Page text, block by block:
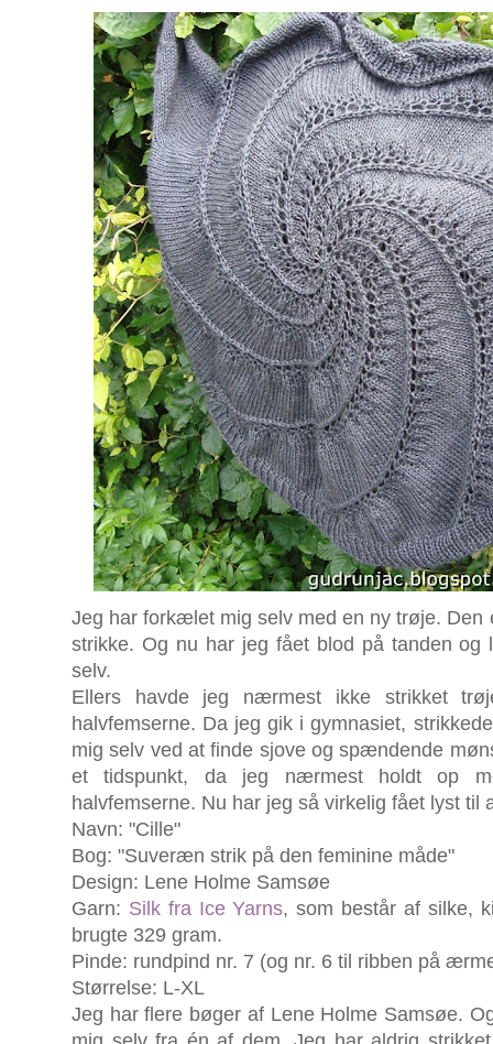
Jeg har forkælet mig selv med en ny trøje. Den
strikke. Og nu har jeg fået blod på tanden
selv.
Ellers havde jeg nærmest ikke strikket
halvfemserne. Da jeg gik i gymnasiet,
mig selv ved at finde sjove og spændende
et tidspunkt, da jeg nærmest holdt op
halvfemserne. Nu har jeg så virkelig fået lyst til
Navn: "Cille"
Bog: "Suveræn strik på den feminine måde"
Design: Lene Holme Samsøe
Garn: Silk fra Ice Yarns, som består af silke,
brugte 329 gram.
Pinde: rundpind nr. 7 (og nr. 6 til ribben på
Størrelse: L-XL
Jeg har flere bøger af Lene Holme Samsøe.